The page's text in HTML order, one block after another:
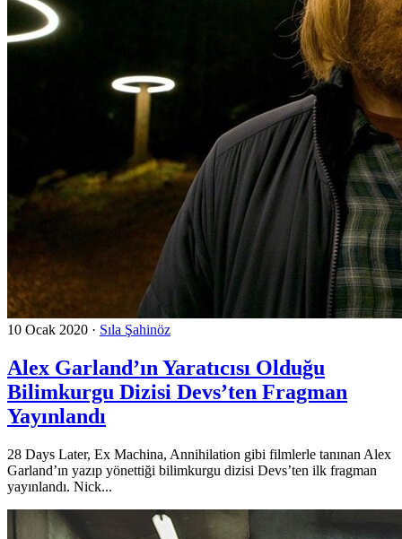
10 Ocak 2020 · Sıla Şahinöz
Alex Garland’ın Yaratıcısı Olduğu
Bilimkurgu Dizisi Devs’ten Fragman
Yayınlandı
28 Days Later, Ex Machina, Annihilation gibi filmlerle tanınan Alex
Garland’ın yazıp yönettiği bilimkurgu dizisi Devs’ten ilk fragman
yayınlandı. Nick...